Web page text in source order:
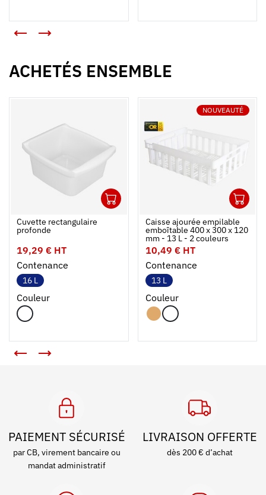
>
ACHETÉS ENSEMBLE
Ajouter au panier
Fermer
Cuvette rectangulaire
profonde
19,29 € HT
Contenance
16 L
Couleur
NOUVEAUTÉ
Ouvrir
Caisse ajourée empilable
emboîtable 400 x 300 x 120
mm - 13 L - 2 couleurs
10,49 € HT
Contenance
13 L
Couleur
PAIEMENT SÉCURISÉ
par CB, virement bancaire ou
mandat administratif
LIVRAISON OFFERTE
dès 200 € d’achat